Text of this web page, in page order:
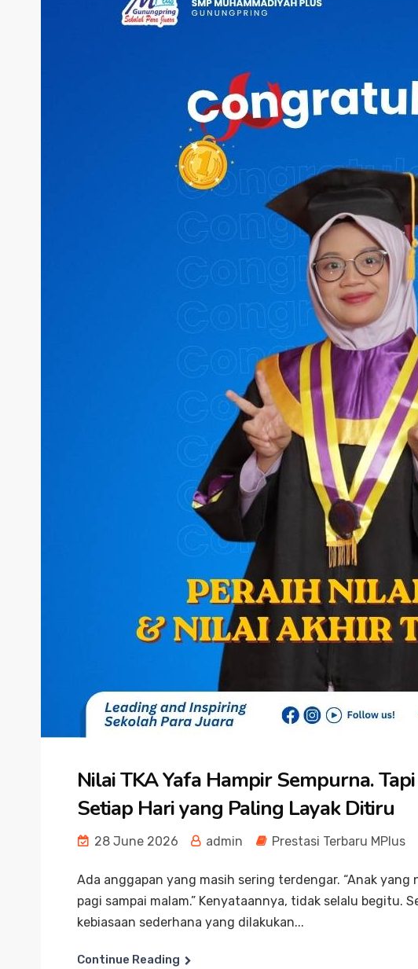
Nilai TKA Yafa Hampir Sempurna.
Setiap Hari yang Paling Layak Ditiru
28 June 2026 admin Prestasi Terbaru MPlus
Ada anggapan yang masih sering terdengar. “Anak
pagi sampai malam.” Kenyataannya, tidak selalu begitu.
kebiasaan sederhana yang dilakukan...
Continue Reading